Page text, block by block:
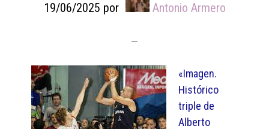
19/06/2025 por Antonio Armero
«Imagen.
Histórico
triple de
Alberto